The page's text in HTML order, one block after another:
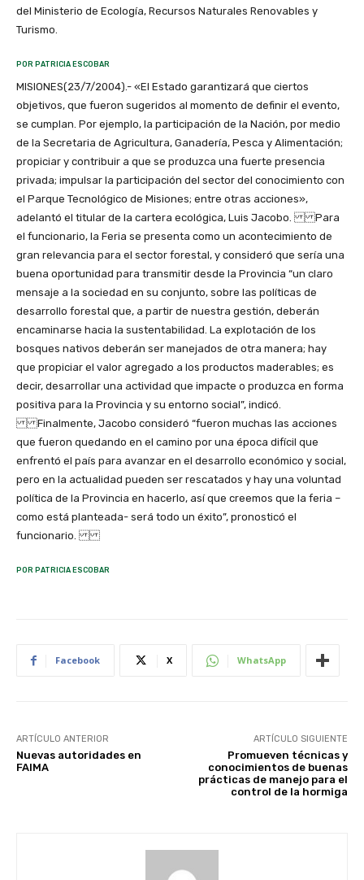
del Ministerio de Ecología, Recursos Naturales Renovables y
Turismo.
POR PATRICIA ESCOBAR
MISIONES(23/7/2004).- «El Estado garantizará que ciertos
objetivos, que fueron sugeridos al momento de definir el evento,
se cumplan. Por ejemplo, la participación de la Nación, por medio
de la Secretaria de Agricultura, Ganadería, Pesca y Alimentación;
propiciar y contribuir a que se produzca una fuerte presencia
privada; impulsar la participación del sector del conocimiento con
el Parque Tecnológico de Misiones; entre otras acciones»,
adelantó el titular de la cartera ecológica, Luis Jacobo. Para
el funcionario, la Feria se presenta como un acontecimiento de
gran relevancia para el sector forestal, y consideró que sería una
buena oportunidad para transmitir desde la Provincia “un claro
mensaje a la sociedad en su conjunto, sobre las políticas de
desarrollo forestal que, a partir de nuestra gestión, deberán
encaminarse hacia la sustentabilidad. La explotación de los
bosques nativos deberán ser manejados de otra manera; hay
que propiciar el valor agregado a los productos maderables; es
decir, desarrollar una actividad que impacte o produzca en forma
positiva para la Provincia y su entorno social”, indicó.
Finalmente, Jacobo consideró “fueron muchas las acciones
que fueron quedando en el camino por una época difícil que
enfrentó el país para avanzar en el desarrollo económico y social,
pero en la actualidad pueden ser rescatados y hay una voluntad
política de la Provincia en hacerlo, así que creemos que la feria –
como está planteada- será todo un éxito”, pronosticó el
funcionario.
POR PATRICIA ESCOBAR
Facebook X WhatsApp
ARTÍCULO ANTERIOR
Nuevas autoridades en
FAIMA
ARTÍCULO SIGUIENTE
Promueven técnicas y
conocimientos de buenas
prácticas de manejo para el
control de la hormiga